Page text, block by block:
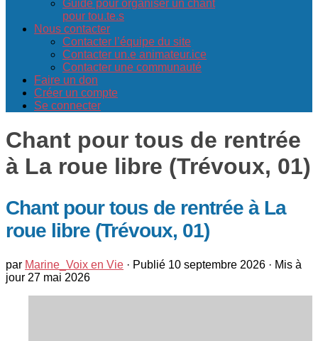
Guide pour organiser un chant
pour tou.te.s
Nous contacter
Contacter l’équipe du site
Contacter un.e animateur.ice
Contacter une communauté
Faire un don
Créer un compte
Se connecter
Chant pour tous de rentrée
à La roue libre (Trévoux, 01)
Chant pour tous de rentrée à La
roue libre (Trévoux, 01)
par Marine_Voix en Vie · Publié 10 septembre 2026 · Mis à
jour 27 mai 2026